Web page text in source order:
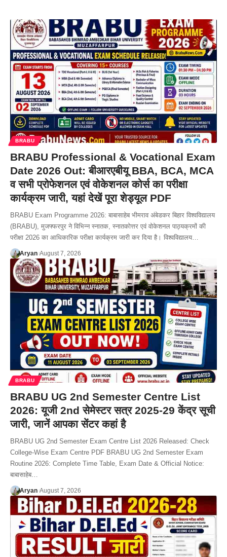
BRABU
BRABU Professional & Vocational Exam
Date 2026 Out: बीआरएबीयू BBA, BCA, MCA
व सभी प्रोफेशनल एवं वोकेशनल कोर्स का परीक्षा
कार्यक्रम जारी, यहां देखें पूरा शेड्यूल PDF
BRABU Exam Programme 2026: बाबासाहेब भीमराव अंबेडकर बिहार विश्वविद्यालय
(BRABU), मुजफ्फरपुर ने विभिन्न स्नातक, स्नातकोत्तर एवं वोकेशनल पाठ्यक्रमों की
परीक्षा 2026 का आधिकारिक परीक्षा कार्यक्रम जारी कर दिया है। विश्वविद्यालय…
Aryan August 7, 2026
BRABU
BRABU UG 2nd Semester Centre List
2026: यूजी 2nd सेमेस्टर सत्र 2025-29 केंद्र सूची
जारी, जानें आपका सेंटर कहां है
BRABU UG 2nd Semester Exam Centre List 2026 Released: Check
College-Wise Exam Centre PDF BRABU UG 2nd Semester Exam
Routine 2026: Complete Time Table, Exam Date & Official Notice:
बाबासाहेब…
Aryan August 7, 2026